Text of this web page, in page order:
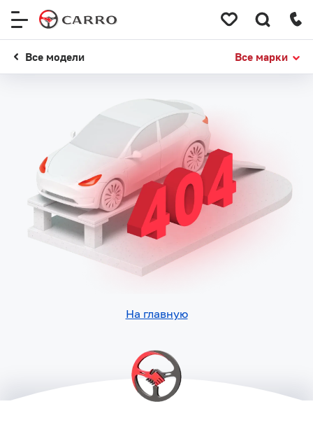
Все модели Все марки
На главную